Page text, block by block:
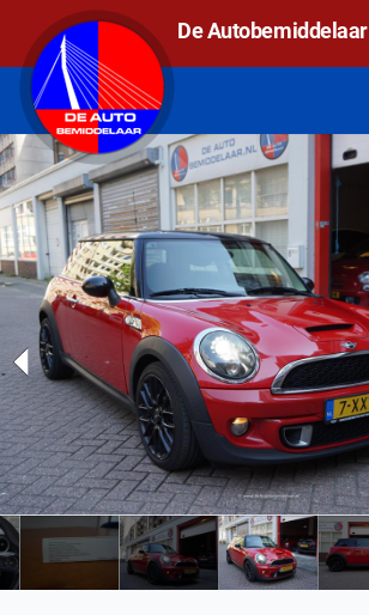
De Autobemiddelaar
De autobemiddelaar